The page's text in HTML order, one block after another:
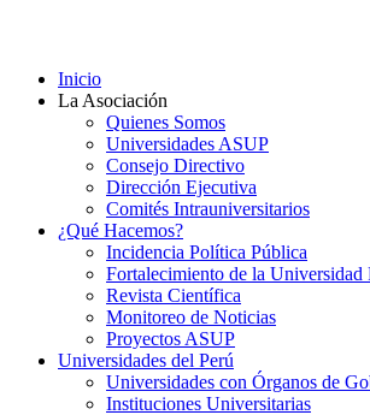
Inicio
La Asociación
Quienes Somos
Universidades ASUP
Consejo Directivo
Dirección Ejecutiva
Comités Intrauniversitarios
¿Qué Hacemos?
Incidencia Política Pública
Fortalecimiento de la Universidad
Revista Científica
Monitoreo de Noticias
Proyectos ASUP
Universidades del Perú
Universidades con Órganos de
Instituciones Universitarias